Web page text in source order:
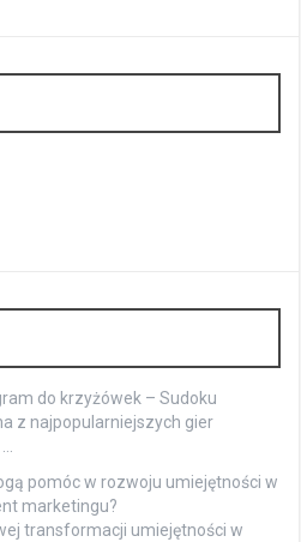
do krzyżówek – Sudoku
z najpopularniejszych gier
pomóc w rozwoju umiejętności w
marketingu?
transformacji umiejętności w